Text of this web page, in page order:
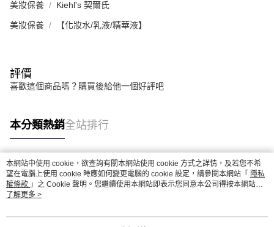
美妝保養 Kiehl's 契爾氏
美妝保養 【化妝水/乳液/精華液】
評價
喜歡這個商品嗎？購買後給他一個好評吧
本分類熱銷全站排行
熱門標籤
本網站中使用 cookie，欲查詢有關本網站使用 cookie 方式之詳情，及若您不希
望在電腦上使用 cookie 時應如何變更電腦的 cookie 設定，請參閱本網站「 隱私
權條款 」之 Cookie 聲明。您繼續使用本網站即表示您同意本公司得按本網站使
用條款之 Cookie 聲明使用 cookie。
了解更多 >